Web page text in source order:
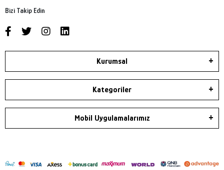
Bizi Takip Edin
Kurumsal
Kategoriler
Mobil Uygulamalarımız